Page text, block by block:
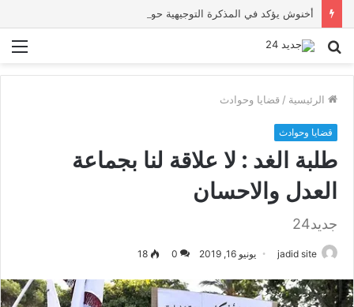
بحث
الرئيسية / قضايا وحوادث
قضايا وحوادث
طلبة الغد : لا علاقة لنا بجماعة
العدل والاحسان
جديد24
jadid site يونيو 16, 2019 0
18